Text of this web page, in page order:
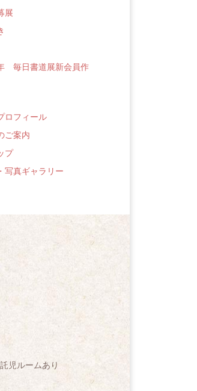
展
毎日書道展新会員作
ロフィール
ご案内
プ
写真ギャラリー
児ルームあり